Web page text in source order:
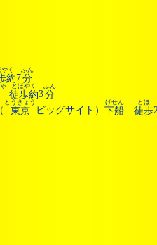
約
く
7分
ふん
徒歩約
とほやく
3分
ふん
東京
とうきょう
ビッグサイト） 下船
げせん
徒歩
とほ